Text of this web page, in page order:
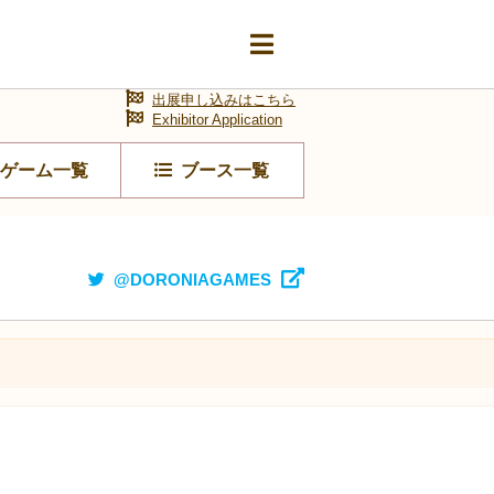
ゲーム一覧 ブース一覧
出展申し込みはこちら
Exhibitor Application
@DORONIAGAMES